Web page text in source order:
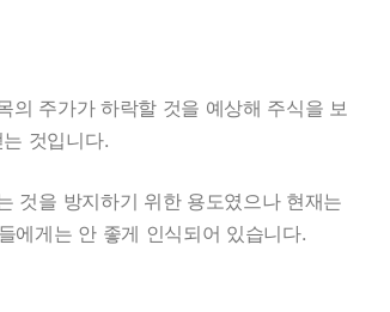
의 주가가 하락할 것을 예상해 주식을 보
것입니다.
것을 방지하기 위한 용도였으나 현재는
에게는 안 좋게 인식되어 있습니다.